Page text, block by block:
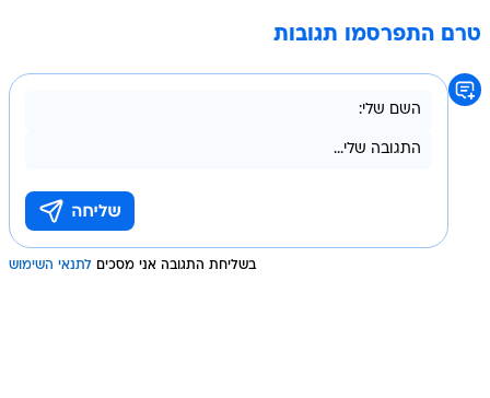
טרם התפרסמו תגובות
בשליחת התגובה אני מסכים לתנאי השימוש